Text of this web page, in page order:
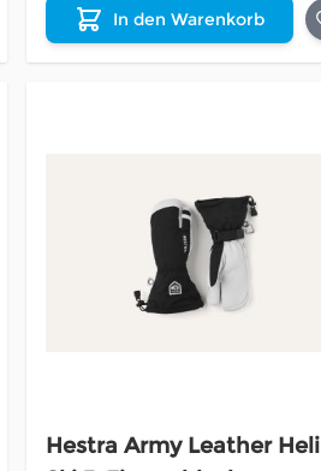
In den Warenkorb
Hestra Army Leather Heli